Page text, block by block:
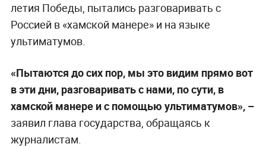
летия Победы, пытались разговаривать с
Россией в «хамской манере» и на языке
ультиматумов.
«Пытаются до сих пор, мы это видим прямо вот
в эти дни, разговаривать с нами, по сути, в
хамской манере и с помощью ультиматумов», –
заявил глава государства, обращаясь к
журналистам.